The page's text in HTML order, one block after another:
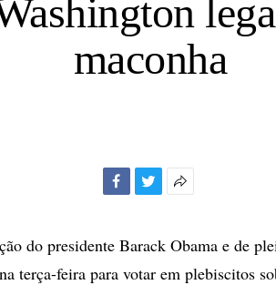
maconha
compartilhamento
do presidente Barack Obama e de
terça-feira para votar em plebiscitos